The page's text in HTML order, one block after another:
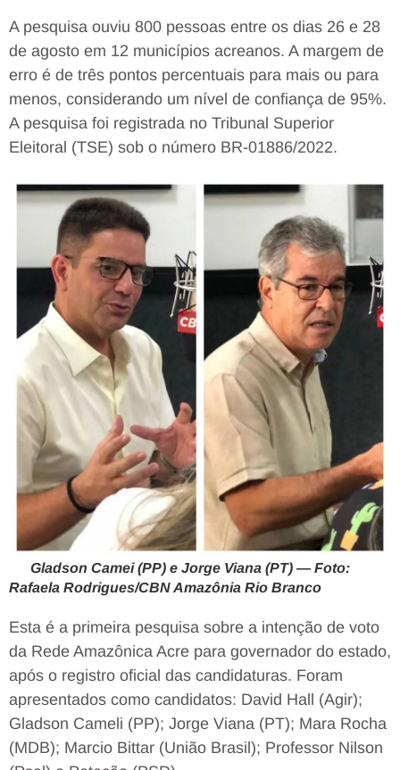
A pesquisa ouviu 800 pessoas entre os dias 26 e 28
de agosto em 12 municípios acreanos. A margem de
erro é de três pontos percentuais para mais ou para
menos, considerando um nível de confiança de 95%.
A pesquisa foi registrada no Tribunal Superior
Eleitoral (TSE) sob o número BR-01886/2022.
Gladson Camei (PP) e Jorge Viana (PT) — Foto:
Rafaela Rodrigues/CBN Amazônia Rio Branco
Esta é a primeira pesquisa sobre a intenção de voto
da Rede Amazônica Acre para governador do estado,
após o registro oficial das candidaturas. Foram
apresentados como candidatos: David Hall (Agir);
Gladson Cameli (PP); Jorge Viana (PT); Mara Rocha
(MDB); Marcio Bittar (União Brasil); Professor Nilson